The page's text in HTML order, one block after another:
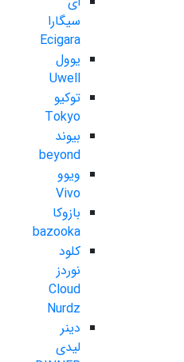
سیگارا
Ecigara
یوول
Uwell
توکیو
Tokyo
بیوند
beyond
ویوو
Vivo
بازوکا
bazooka
کلود
نوردز
Cloud
Nurdz
دینر
لیدی